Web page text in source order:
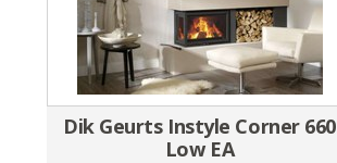
Dik Geurts Instyle Corner 660
Low EA